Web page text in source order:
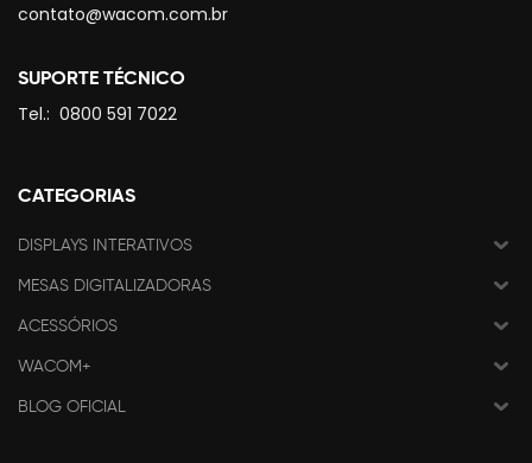
contato@wacom.com.br
SUPORTE TÉCNICO
Tel.: 0800 591 7022
CATEGORIAS
DISPLAYS INTERATIVOS
MESAS DIGITALIZADORAS
ACESSÓRIOS
WACOM+
BLOG OFICIAL